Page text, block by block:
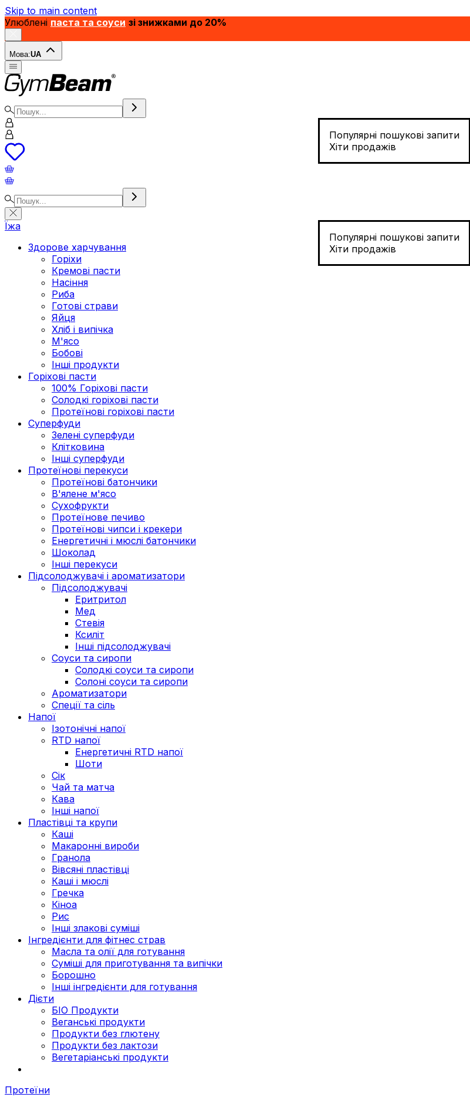
Skip to main content
Улюблені паста та соуси зі знижками до 20%
Мова:UA
Популярні пошукові запити
Хіти продажів
Популярні пошукові запити
Хіти продажів
Їжа
Здорове харчування
Горіхи
Кремові пасти
Насіння
Риба
Готові страви
Яйця
Хліб і випічка
М'ясо
Бобові
Інші продукти
Горіхові пасти
100% Горіхові пасти
Солодкі горіхові пасти
Протеїнові горіхові пасти
Суперфуди
Зелені суперфуди
Клітковина
Інші суперфуди
Протеїнові перекуси
Протеїнові батончики
В'ялене м'ясо
Сухофрукти
Протеїнове печиво
Протеїнові чипси і крекери
Енергетичні і мюслі батончики
Шоколад
Інші перекуси
Підсолоджувачі і ароматизатори
Підсолоджувачі
Еритритол
Мед
Стевія
Ксиліт
Інші підсолоджувачі
Соуси та сиропи
Солодкі соуси та сиропи
Солоні соуси та сиропи
Ароматизатори
Спеції та сіль
Напої
Ізотонічні напої
RTD напої
Енергетичні RTD напої
Шоти
Сік
Чай та матча
Кава
Інші напої
Пластівці та крупи
Каші
Макаронні вироби
Гранола
Вівсяні пластівці
Каші і мюслі
Гречка
Кіноа
Рис
Інші злакові суміші
Інгредієнти для фітнес страв
Масла та олії для готування
Суміші для приготування та випічки
Борошно
Інші інгредієнти для готування
Дієти
БІО Продукти
Веганські продукти
Продукти без глютену
Продукти без лактози
Вегетаріанські продукти
Протеїни